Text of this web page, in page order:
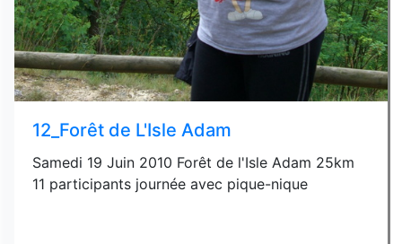
12_Forêt de L'Isle Adam
Samedi 19 Juin 2010 Forêt de l'Isle Adam 25km
11 participants journée avec pique-nique